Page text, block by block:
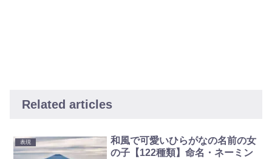
Related articles
表現
和風で可愛いひらがなの名前の女
の子【122種類】命名・ネーミン